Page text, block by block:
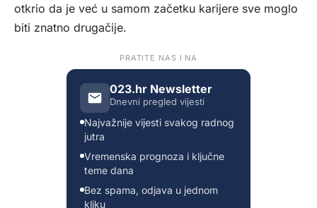
otkrio da je već u samom začetku karijere sve moglo
biti znatno drugačije.
PRATITE NAS I NA
023.hr Newsletter
Dnevni pregled vijesti
Najvažnije vijesti svakog radnog
jutra
Vremenska prognoza i ključne
teme dana
Bez spama, odjava u jednom
kliku